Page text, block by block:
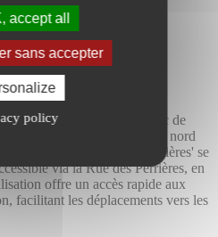
accept all
sans accepter
policy
10 min
sur la bordure Est du lac de
sud de Nantes et 8 km au nord
Le projet 'Le Clos des Perrières' se
via la Rue des Perrières, en
offre un accès rapide aux
facilitant les déplacements vers les